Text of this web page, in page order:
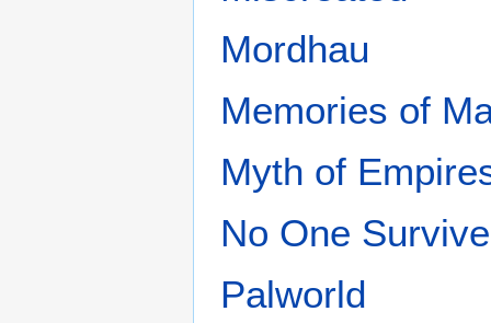
Mordhau
Memories of
Myth of
No One
Palworld